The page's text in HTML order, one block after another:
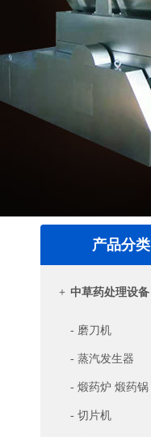
产品分类
+ 中草药处理设备
- 磨刀机
- 蒸汽发生器
- 煅药炉 煅药锅
- 切片机